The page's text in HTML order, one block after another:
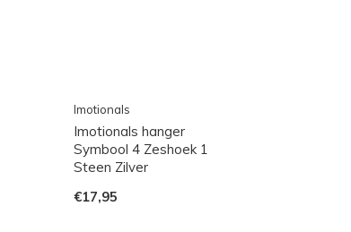
Imotionals
Imotionals hanger
Symbool 4 Zeshoek 1
Steen Zilver
€17,95